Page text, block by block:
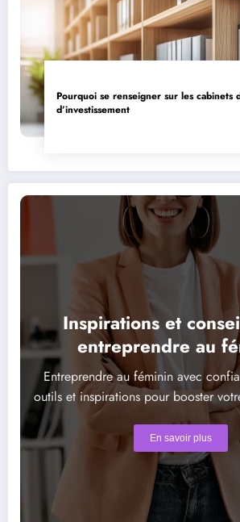
Pourquoi se renseigner sur les cabinets
d’investissement
Inspirations et
entreprendre au
Entreprendre au féminin avec
outils et inspirations pour booster
En savoir plus